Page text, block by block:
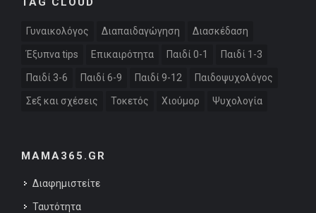
Γυναικολόγος Διαπαιδαγώγηση Διασκέδαση
Έξυπνα tips Επικαιρότητα Παιδί 0-1 Παιδί 1-3
Παιδί 3-6 Παιδί 6-9 Παιδί 9-12 Παιδοψυχολόγος
Σεξ και σχέσεις Τοκετός Χιούμορ Ψυχολογία
MAMA365.GR
Διαφημιστείτε
Ταυτότητα